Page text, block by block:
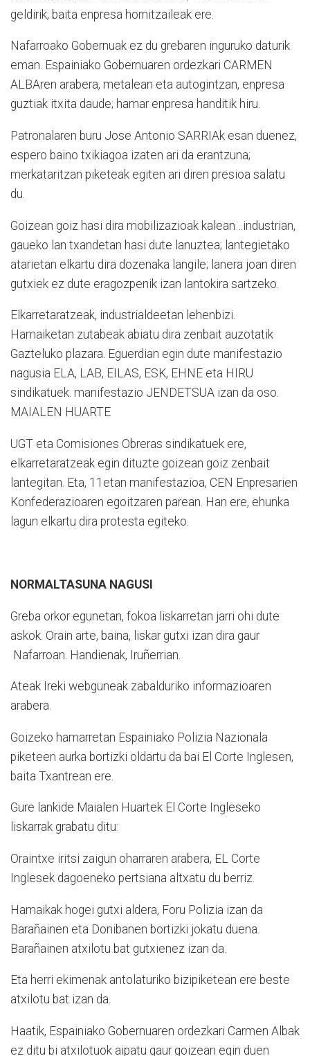
geldirik, baita enpresa hornitzaileak ere.
Nafarroako Gobernuak ez du grebaren inguruko daturik
eman. Espainiako Gobernuaren ordezkari CARMEN
ALBAren arabera, metalean eta autogintzan, enpresa
guztiak itxita daude; hamar enpresa handitik hiru.
Patronalaren buru Jose Antonio SARRIAk esan duenez,
espero baino txikiagoa izaten ari da erantzuna;
merkataritzan piketeak egiten ari diren presioa salatu
du.
Goizean goiz hasi dira mobilizazioak kalean…industrian,
gaueko lan txandetan hasi dute lanuztea; lantegietako
atarietan elkartu dira dozenaka langile; lanera joan diren
gutxiek ez dute eragozpenik izan lantokira sartzeko.
Elkarretaratzeak, industrialdeetan lehenbizi.
Hamaiketan zutabeak abiatu dira zenbait auzotatik
Gazteluko plazara. Eguerdian egin dute manifestazio
nagusia ELA, LAB, EILAS, ESK, EHNE eta HIRU
sindikatuek. manifestazio JENDETSUA izan da oso.
MAIALEN HUARTE
UGT eta Comisiones Obreras sindikatuek ere,
elkarretaratzeak egin dituzte goizean goiz zenbait
lantegitan. Eta, 11etan manifestazioa, CEN Enpresarien
Konfederazioaren egoitzaren parean. Han ere, ehunka
lagun elkartu dira protesta egiteko.
NORMALTASUNA NAGUSI
Greba orkor egunetan, fokoa liskarretan jarri ohi dute
askok. Orain arte, baina, liskar gutxi izan dira gaur
Nafarroan. Handienak, Iruñerrian.
Ateak Ireki webguneak zabalduriko informazioaren
arabera.
Goizeko hamarretan Espainiako Polizia Nazionala
piketeen aurka bortizki oldartu da bai El Corte Inglesen,
baita Txantrean ere.
Gure lankide Maialen Huartek El Corte Ingleseko
liskarrak grabatu ditu:
Oraintxe iritsi zaigun oharraren arabera, EL Corte
Inglesek dagoeneko pertsiana altxatu du berriz.
Hamaikak hogei gutxi aldera, Foru Polizia izan da
Barañainen eta Donibanen bortizki jokatu duena.
Barañainen atxilotu bat gutxienez izan da.
Eta herri ekimenak antolaturiko bizipiketean ere beste
atxilotu bat izan da.
Haatik, Espainiako Gobernuaren ordezkari Carmen Albak
ez ditu bi atxilotuok aipatu gaur goizean egin duen